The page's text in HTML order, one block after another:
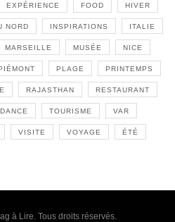
EXPÉRIENCE FOOD HIVER
NORD INSPIRATIONS ITALIE
MARSEILLE MUSÉE NICE
PLAGE PRINTEMPS
RAJASTHAN RESTAURANT
TOURISME VAR
VISITE VOYAGE ÉTÉ
à Lire. Tous droits réservés.